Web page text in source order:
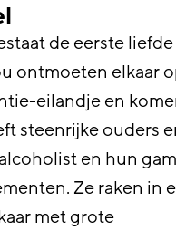
de eerste
ontmoeten elkaar
eilandje en
steenrijke ouders
en hun
Ze raken in
met grote